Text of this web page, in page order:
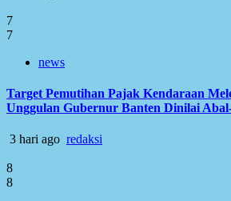
7
7
news
Target Pemutihan Pajak Kendaraan
Unggulan Gubernur Banten Dinilai
3 hari ago redaksi
8
8